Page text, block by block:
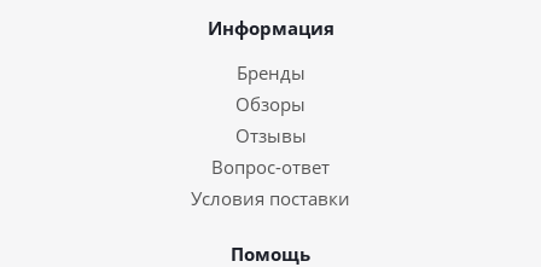
Информация
Бренды
Обзоры
Отзывы
Вопрос-ответ
Условия поставки
Помощь